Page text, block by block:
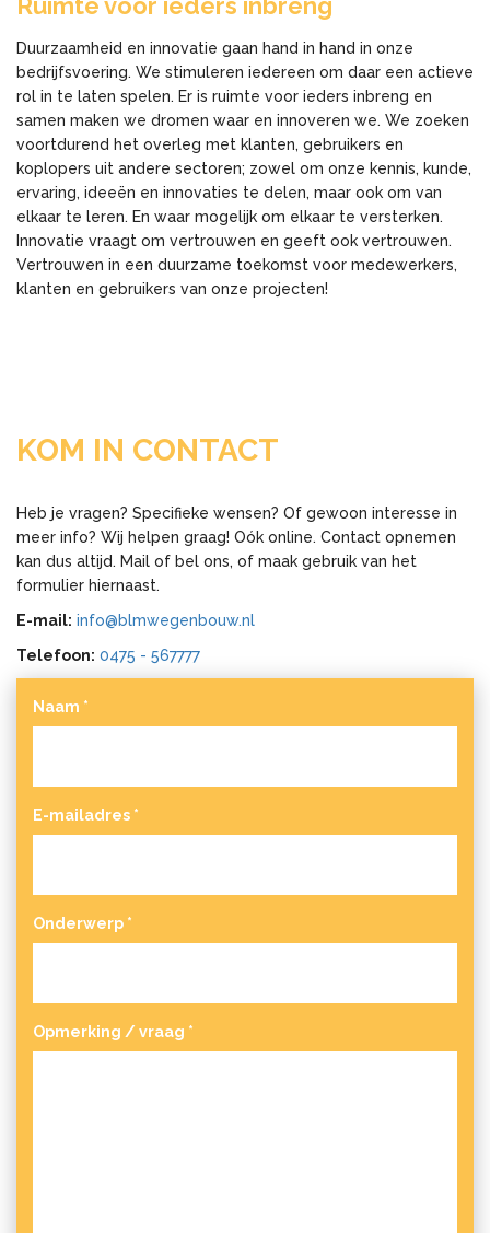
Duurzaamheid en innovatie gaan hand in hand in onze
bedrijfsvoering. We stimuleren iedereen om daar een actieve
rol in te laten spelen. Er is ruimte voor ieders inbreng en
samen maken we dromen waar en innoveren we. We zoeken
voortdurend het overleg met klanten, gebruikers en
koplopers uit andere sectoren; zowel om onze kennis, kunde,
ervaring, ideeën en innovaties te delen, maar ook om van
elkaar te leren. En waar mogelijk om elkaar te versterken.
Innovatie vraagt om vertrouwen en geeft ook vertrouwen.
Vertrouwen in een duurzame toekomst voor medewerkers,
klanten en gebruikers van onze projecten!
KOM IN CONTACT
Heb je vragen? Specifieke wensen? Of gewoon interesse in
meer info? Wij helpen graag! Oók online. Contact opnemen
kan dus altijd. Mail of bel ons, of maak gebruik van het
formulier hiernaast.
E-mail: info@blmwegenbouw.nl
Telefoon: 0475 - 567777
Naam *
E-mailadres *
Onderwerp *
Opmerking / vraag *